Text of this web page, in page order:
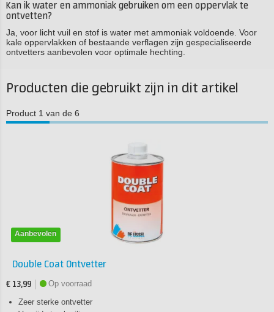
Kan ik water en ammoniak gebruiken om een oppervlak te
ontvetten?
Ja, voor licht vuil en stof is water met ammoniak voldoende. Voor
kale oppervlakken of bestaande verflagen zijn gespecialiseerde
ontvetters aanbevolen voor optimale hechting.
Producten die gebruikt zijn in dit artikel
Product 1 van de 6
Aanbevolen
Double Coat Ontvetter
€ 13,99
Op voorraad
Zeer sterke ontvetter